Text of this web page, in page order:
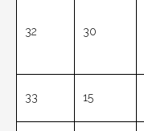
32 30
33 15